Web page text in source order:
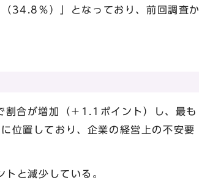
34.8％）」となっており、前回調査か
合が増加（＋1.1ポイント）し、最も
位置しており、企業の経営上の不安要
と減少している。